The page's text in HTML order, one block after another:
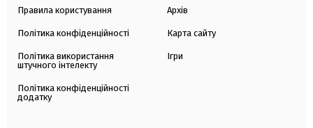
Правила користування
Політика конфіденційності
Політика використання
штучного інтелекту
Політика конфіденційності
додатку
Архів
Карта сайту
Ігри